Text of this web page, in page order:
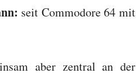
seit Commodore 64 mit
aber zentral an der